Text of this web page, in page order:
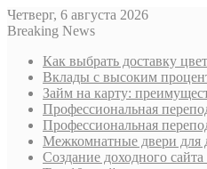
Четверг, 6 августа 2026
Breaking News
Как выбрать доставку
Вклады с высоким
Займ на карту:
Профессиональная
Профессиональная
Межкомнатные двери для
Создание доходного